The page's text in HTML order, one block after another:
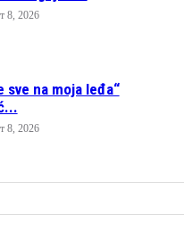
8, 2026
sve na moja leđa“
8, 2026